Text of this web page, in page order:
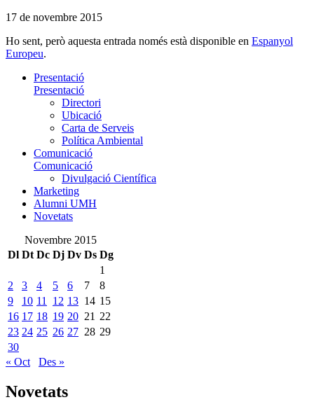
17 de novembre 2015
Ho sent, però aquesta entrada només està disponible en Espanyol
Europeu.
Presentació
Presentació
Directori
Ubicació
Carta de Serveis
Política Ambiental
Comunicació
Comunicació
Divulgació Científica
Marketing
Alumni UMH
Novetats
Novembre 2015
Dl Dt Dc Dj Dv Ds Dg
1
2
3 4 5 6 7
8
9
10 11 12 13 14 15
16 17 18 19 20 21 22
23 24 25 26 27 28 29
30
« Oct
Des »
Novetats